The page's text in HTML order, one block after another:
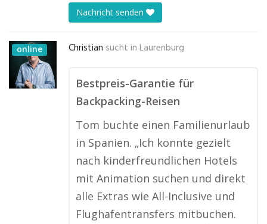
Nachricht senden
online Christian sucht in Laurenburg
Bestpreis-Garantie für
Backpacking-Reisen
Tom buchte einen Familienurlaub
in Spanien. „Ich konnte gezielt
nach kinderfreundlichen Hotels
mit Animation suchen und direkt
alle Extras wie All-Inclusive und
Flughafentransfers mitbuchen.